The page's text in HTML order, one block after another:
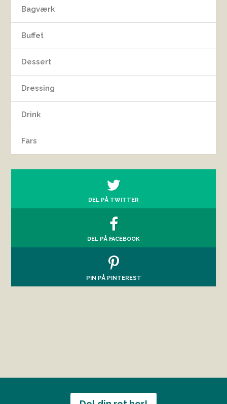
Bagværk
Buffet
Dessert
Dressing
Drink
Fars
DEL PÅ TWITTER
DEL PÅ FACEBOOK
PIN PÅ PINTEREST